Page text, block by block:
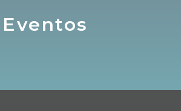
Eventos